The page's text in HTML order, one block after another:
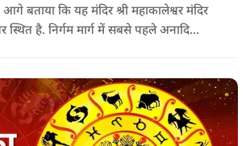
बताया कि यह मंदिर श्री महाकालेश्वर मंदिर
स्थित है. निर्गम मार्ग में सबसे पहले अनादि